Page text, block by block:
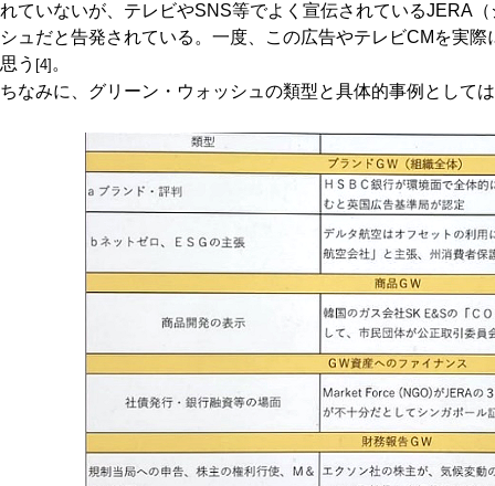
れていないが、テレビやSNS等でよく宣伝されているJERA
シュだと告発されている。一度、この広告やテレビCMを実
思う [4] 。
ちなみに、グリーン・ウ ォ ッシュの類型と具体的事例として